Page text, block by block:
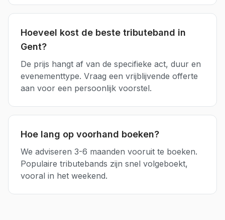
Hoeveel kost de beste tributeband in
Gent?
De prijs hangt af van de specifieke act, duur en
evenementtype. Vraag een vrijblijvende offerte
aan voor een persoonlijk voorstel.
Hoe lang op voorhand boeken?
We adviseren 3-6 maanden vooruit te boeken.
Populaire tributebands zijn snel volgeboekt,
vooral in het weekend.